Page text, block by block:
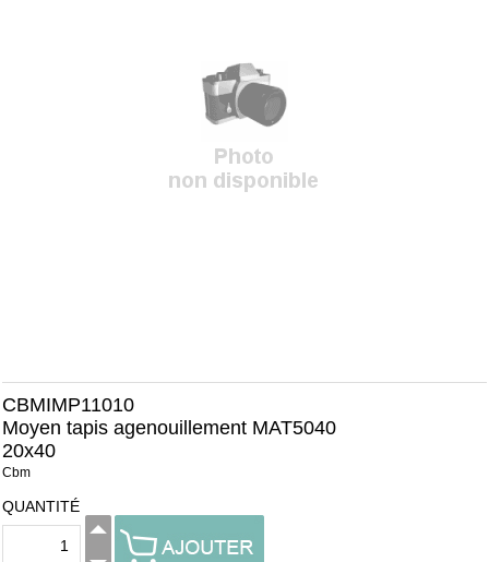
CBMIMP11010
Moyen tapis agenouillement MAT5040
20x40
Cbm
QUANTITÉ